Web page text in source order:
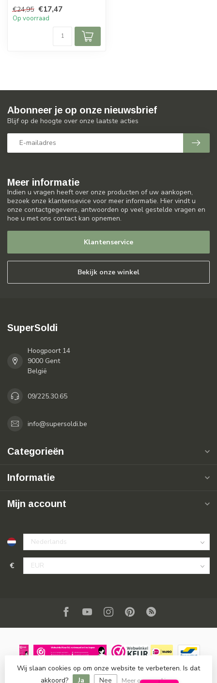
€24,95 €17,47
Op voorraad
Meer informatie
Indien u vragen heeft over onze producten of uw aankopen,
bezoek onze klantensevice voor meer informatie. Hier vindt u
onze contactgegevens, antwoorden op veel gestelde vragen en
hoe u met ons contact kan opnemen.
Klantenservice
Bekijk onze winkel
Abonneer je op onze nieuwsbrief
Blijf op de hoogte over onze laatste acties
SuperSoldi
Hoogpoort 14
9000 Gent
België
09/225.30.65
info@supersoldi.be
Categorieën
Informatie
Mijn account
€
© Copyright 2026 SuperSoldi- Powered byLightspeed-
Lightspeed design
Dyvelopment
Wij slaan cookies op om onze website te verbeteren. Is dat
akkoord?
Ja Nee Meer over cookies »